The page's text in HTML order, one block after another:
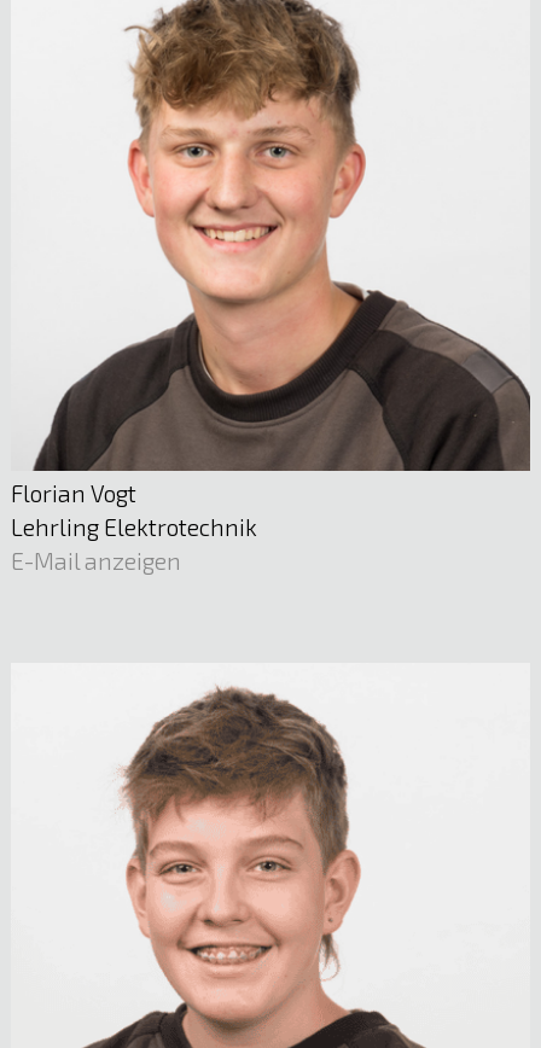
Martin Schmölzer
Leitung Telekommunikation | Netzmanagement
05522 51722
E-Mail anzeigen
Florian Vogt
Lehrling Elektrotechnik
E-Mail anzeigen